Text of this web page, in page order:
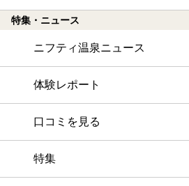
特集・ニュース
ニフティ温泉ニュース
体験レポート
口コミを見る
特集